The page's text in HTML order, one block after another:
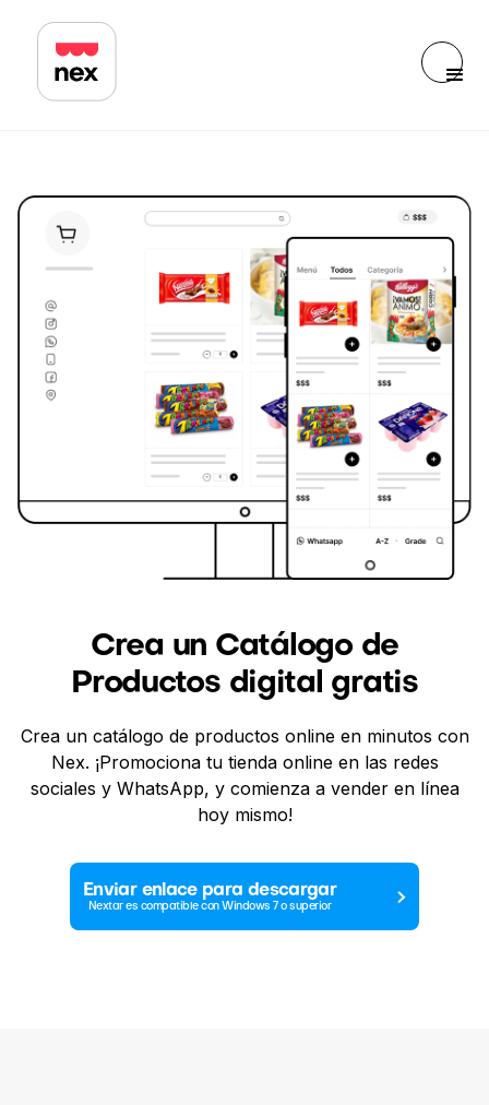
Crea un Catálogo de
Productos digital gratis
Crea un catálogo de productos online en minutos con
Nex. ¡Promociona tu tienda online en las redes
sociales y WhatsApp, y comienza a vender en línea
hoy mismo!
Enviar enlace para descargar
Nextar es compatible con Windows 7 o superior